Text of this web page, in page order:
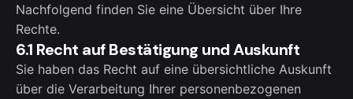
Nachfolgend finden Sie eine Übersicht über Ihre
Rechte.
6.1 Recht auf Bestätigung und Auskunft
Sie haben das Recht auf eine übersichtliche Auskunft
über die Verarbeitung Ihrer personenbezogenen